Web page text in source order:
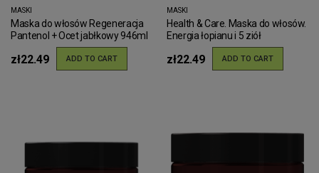
MASKI
Maska do włosów Regeneracja
Pantenol + Ocet jabłkowy 946ml
zł22.49 ADD TO CART
MASKI
Health & Care. Maska do włosów.
Energia łopianu i 5 ziół
zł22.49 ADD TO CART